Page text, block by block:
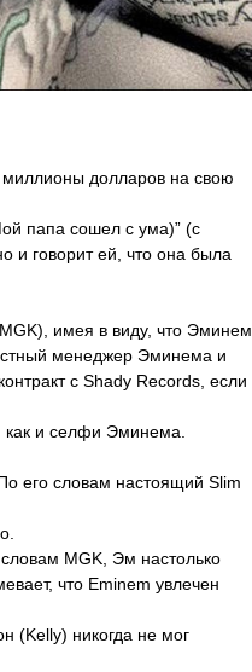
миллионы долларов на свою
папа сошел с ума)” (с
и говорит ей, что она была
имея в виду, что Эминем
менеджер Эминема и
с Shady Records, если
и селфи Эминема.
его словам настоящий Slim
MGK, Эм настолько
что Eminem увлечен
(Kelly) никогда не мог